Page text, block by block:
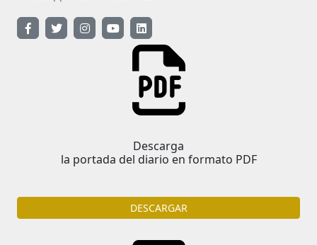
Descarga
la portada del diario en formato PDF
DESCARGAR